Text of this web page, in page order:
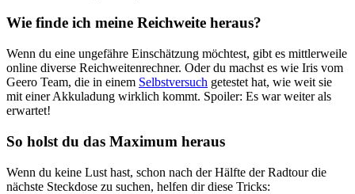
Wie finde ich meine Reichweite heraus?
Wenn du eine ungefähre Einschätzung möchtest, gibt es mittlerweile
online diverse Reichweitenrechner. Oder du machst es wie Iris vom
Geero Team, die in einem Selbstversuch getestet hat, wie weit sie
mit einer Akkuladung wirklich kommt. Spoiler: Es war weiter als
erwartet!
So holst du das Maximum heraus
Wenn du keine Lust hast, schon nach der Hälfte der Radtour die
nächste Steckdose zu suchen, helfen dir diese Tricks: